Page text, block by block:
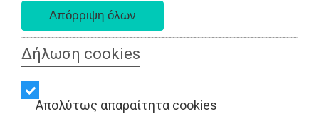
Δήλωση cookies
Απολύτως απαραίτητα cookies